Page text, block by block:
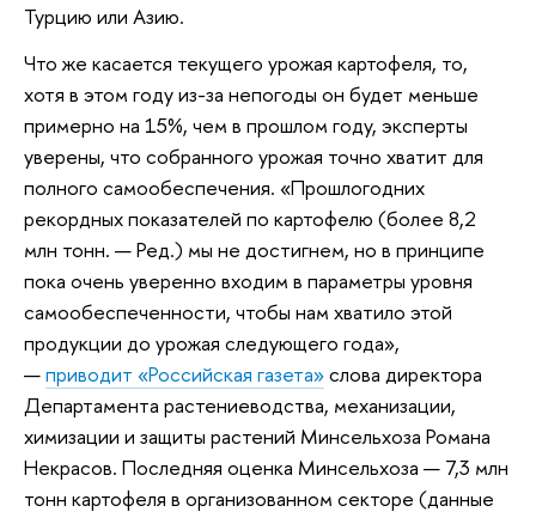
Турцию или Азию.
Что же касается текущего урожая картофеля, то,
хотя в этом году из-за непогоды он будет меньше
примерно на 15%, чем в прошлом году, эксперты
уверены, что собранного урожая точно хватит для
полного самообеспечения. «Прошлогодних
рекордных показателей по картофелю (более 8,2
млн тонн. — Ред.) мы не достигнем, но в принципе
пока очень уверенно входим в параметры уровня
самообеспеченности, чтобы нам хватило этой
продукции до урожая следующего года»,
—приводит «Российская газета»слова директора
Департамента растениеводства, механизации,
химизации и защиты растений Минсельхоза Романа
Некрасов. Последняя оценка Минсельхоза — 7,3 млн
тонн картофеля в организованном секторе (данные